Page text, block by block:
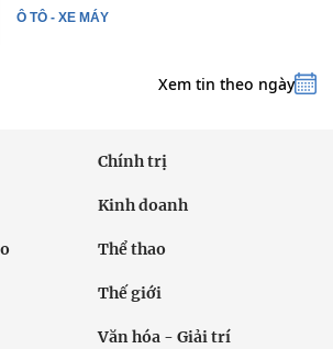
Ô TÔ - XE MÁY
Xem tin theo ngày
Chính trị
Kinh doanh
Thể thao
Thế giới
Văn hóa - Giải trí